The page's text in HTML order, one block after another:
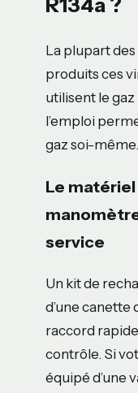
La plupart
produits ces
utilisent le gaz
l’emploi
gaz soi-même.
Le
service
Un kit de
d’une canette
raccord rapide
contrôle. Si
équipé d’une